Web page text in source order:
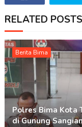
RELATED POSTS
Berita Bima
Polres Bima Kota
di Gunung